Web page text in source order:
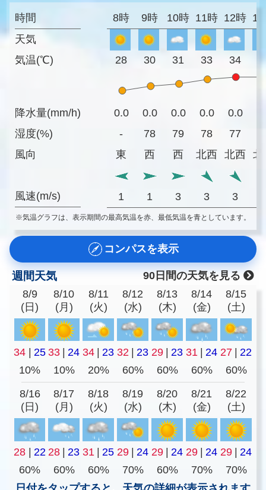
時間
天気
気温(℃)
降水量(mm/h)
湿度(%)
風向
風速(m/s)
8時 9時 10時 11時 12時
28 30 31 33 34
0.0 0.0 0.0 0.0 0.0
-
78 79 78 77
東
西 西 北西 北西 北
1 1 3 3 3
※気温グラフは、表示期間の最高気温を赤、最低気温を青としています。
コンパスを表示
週間天気
90日間の天気を見る
8/9
(日)
8/10
(月)
8/11
(火)
8/12
(水)
8/13
(木)
8/14
(金)
8/15
(土)
34 25 33 24 34 23 32 23 29 23 31 24 27
22
10%
10% 20% 60% 60% 60% 60%
8/16
(日)
8/17
(月)
8/18
(火)
8/19
(水)
8/20
(木)
8/21
(金)
8/22
(土)
28 22 28 23 31 25 29 24 29 24 29 24 29
24
60%
60% 60% 70% 60% 70%
70%